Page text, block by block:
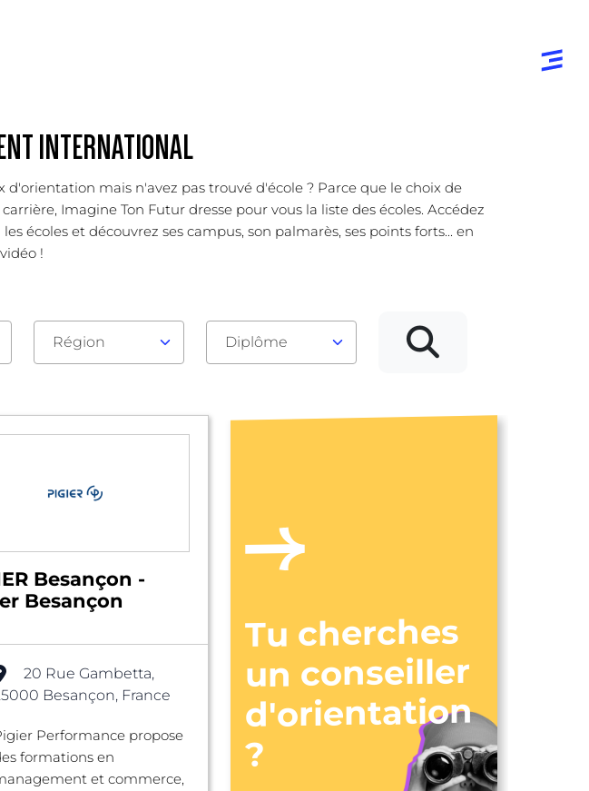
INTERNATIONAL
mais n'avez pas trouvé d'école ? Parce que le choix de
Imagine Ton Futur dresse pour vous la liste des écoles. Accédez
écoles et découvrez ses campus, son palmarès, ses points forts... en
!
Région Diplôme
Besançon -
Besançon
20 Rue Gambetta,
Besançon, France
Performance propose
formations en
et commerce,
Tu cherches
un conseiller
d'orientation
?